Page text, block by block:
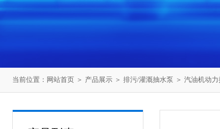
当前位置： 网站首页 ＞ 产品展示 ＞ 排污/灌溉抽水泵 ＞ 汽油机动